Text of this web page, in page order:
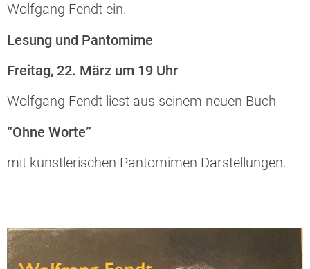
Wolfgang Fendt ein.
Lesung und Pantomime
Freitag, 22. März um 19 Uhr
Wolfgang Fendt liest aus seinem neuen Buch
“Ohne Worte”
mit künstlerischen Pantomimen Darstellungen.